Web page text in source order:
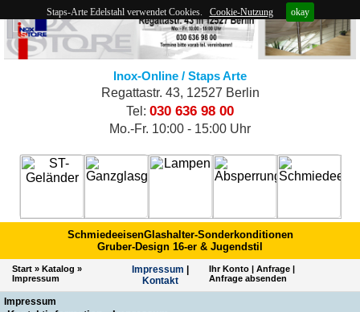
Staps-Arte Edelstahl verwendet Cookies. Cookie-Nutzung okay
Inox-Online / Staps Arte
Regattastr. 43, 12527 Berlin
Tel: 030 636 98 00
Mo.-Fr. 10:00 - 15:00 Uhr
SchmiedeeisenGlashalter-Sonderkonditionen
Gruber-Design 16-er & Jugendstil
Start » Katalog »
Impressum
Impres­sum
Kontakt
Ihr Konto| Anfrage|
Anfrage absenden
Impressum